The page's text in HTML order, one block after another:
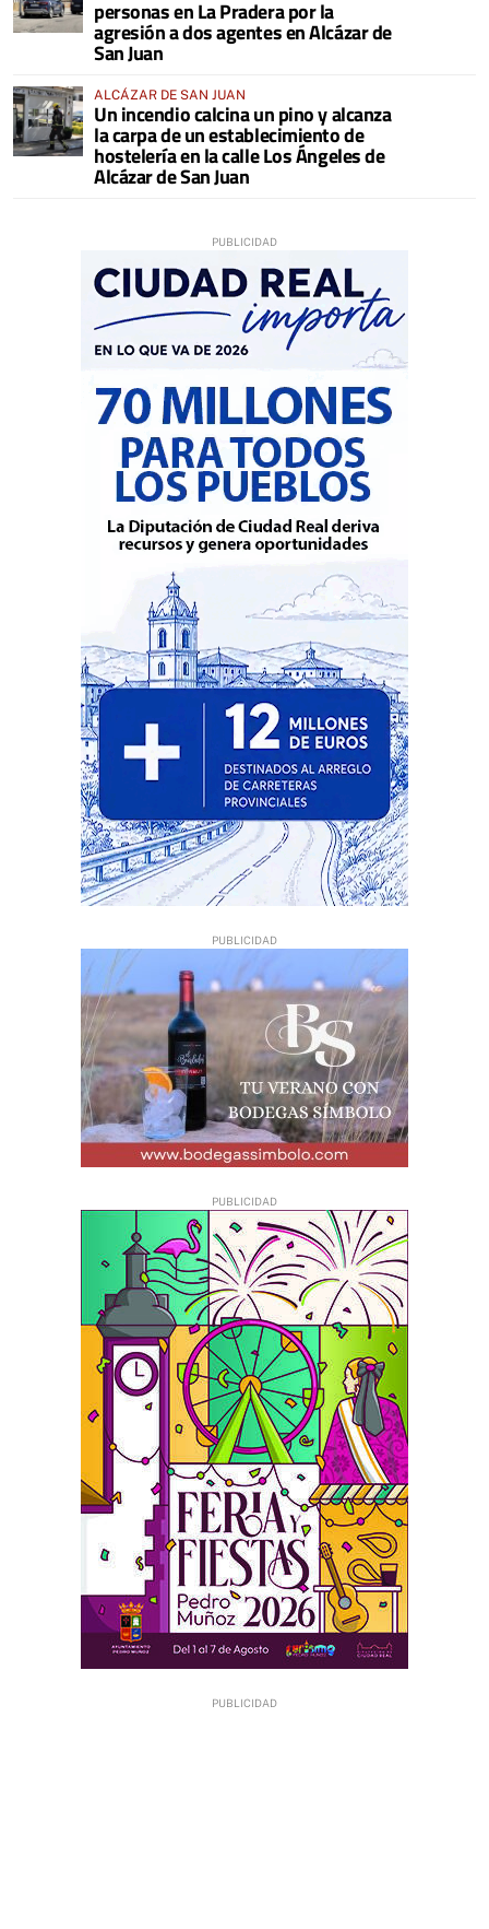
personas en La Pradera por la
agresión a dos agentes en Alcázar de
San Juan
ALCÁZAR DE SAN JUAN
Un incendio calcina un pino y alcanza
la carpa de un establecimiento de
hostelería en la calle Los Ángeles de
Alcázar de San Juan